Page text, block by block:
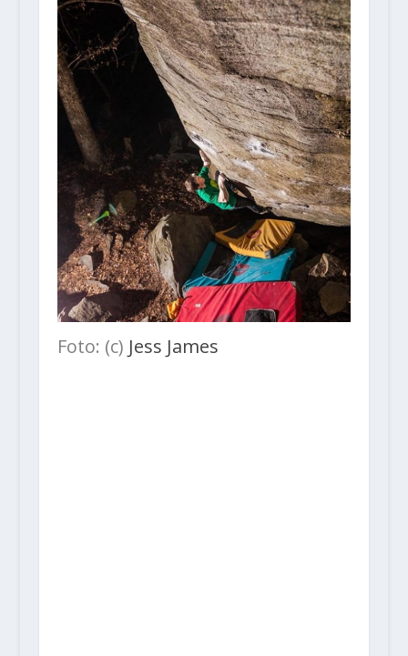
Foto: (c) Jess James